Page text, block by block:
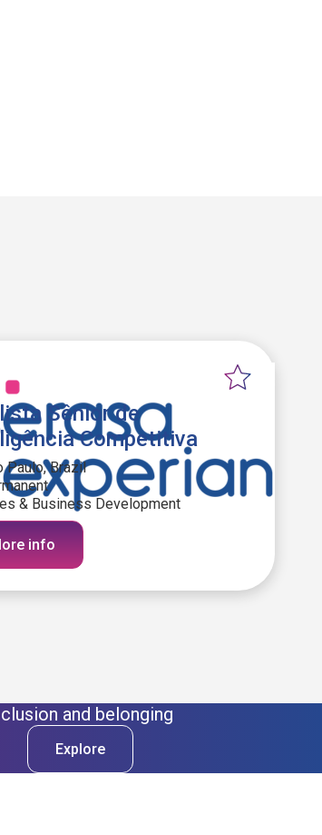
Sênior de
Competitiva
Paulo, Brazil
& Business Development
info
and belonging
Explore